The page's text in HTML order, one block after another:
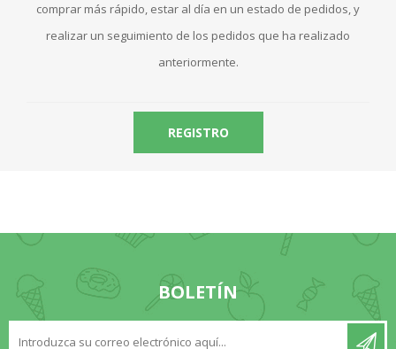
comprar más rápido, estar al día en un estado de pedidos, y
realizar un seguimiento de los pedidos que ha realizado
anteriormente.
BOLETÍN